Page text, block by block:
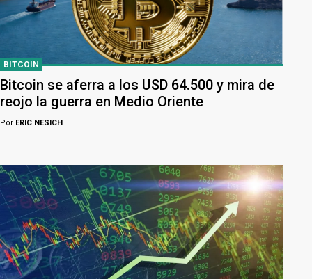
BITCOIN
Bitcoin se aferra a los USD 64.500 y mira de
reojo la guerra en Medio Oriente
Por ERIC NESICH